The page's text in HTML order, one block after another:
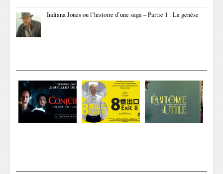
Indiana Jones ou l’histoire d’une saga – Partie 1 : La genèse